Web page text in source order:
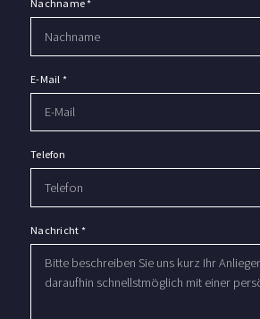
Nachname*
E-Mail *
Telefon
Nachricht *